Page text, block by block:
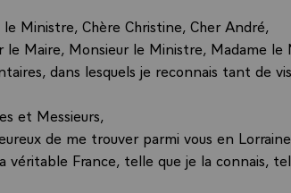
le Ministre, Chère Christine, Cher André,
le Maire, Monsieur le Ministre, Madame le
dans lesquels je reconnais tant de
et Messieurs,
de me trouver parmi vous en
véritable France, telle que je la connais,